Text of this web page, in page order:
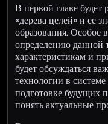
В первой главе будет
«дерева целей» и ее
образования. Особое
определению данной
характеристикам и
будет обсуждаться
технологии в
подготовке будущих
понять актуальные